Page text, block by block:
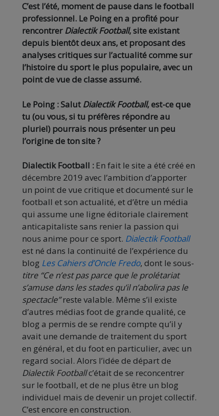
C’est l’été, moment de pause dans le football
professionnel. Le Poing en a profité pour
rencontrerDialectik Football, site existant
depuis bientôt deux ans, et proposant des
analyses critiques sur l’actualité comme sur
l’histoire du sport le plus populaire, avec un
point de vue de classe assumé.
Le Poing : SalutDialectik Football, est-ce que
tu (ou vous, si tu préfères répondre au
pluriel) pourrais nous présenter un peu
l’origine de ton site ?
Dialectik Football : En fait le site a été créé en
décembre 2019 avec l’ambition d’apporter
un point de vue critique et documenté sur le
football et son actualité, et d’être un média
qui assume une ligne éditoriale clairement
anticapitaliste sans renier la passion qui
nous anime pour ce sport. Dialectik Football
est né dans la continuité de l’expérience du
blog Les Cahiers d’Oncle Fredo, dont le sous-
titre “Ce n’est pas parce que le prolétariat
s’amuse dans les stades qu’il n’abolira pas le
spectacle”reste valable. Même s’il existe
d’autres médias foot de grande qualité, ce
blog a permis de se rendre compte qu’il y
avait une demande de traitement du sport
en général, et du foot en particulier, avec un
regard social. Alors l’idée de départ de
Dialectik Footballc’était de se reconcentrer
sur le football, et de ne plus être un blog
individuel mais de devenir un projet collectif.
C’est encore en construction.